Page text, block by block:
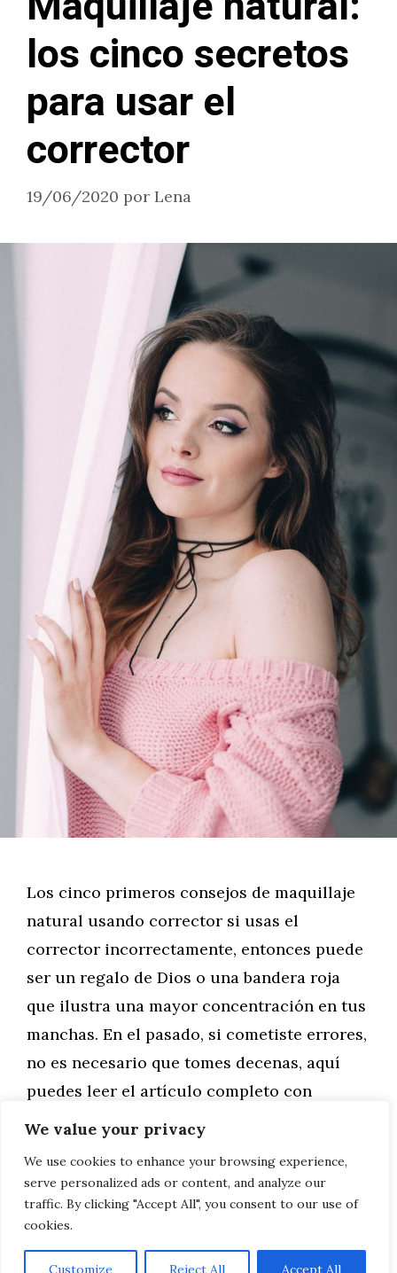
We value your privacy
We use cookies to enhance your browsing experience,
serve personalized ads or content, and analyze our
traffic. By clicking "Accept All", you consent to our use of
cookies.
Customize Reject All Accept All
los cinco secretos
para usar el
corrector
19/06/2020 por Lena
Los cinco primeros consejos de maquillaje
natural usando corrector si usas el
corrector incorrectamente, entonces puede
ser un regalo de Dios o una bandera roja
que ilustra una mayor concentración en tus
manchas. En el pasado, si cometiste errores,
no es necesario que tomes decenas, aquí
puedes leer el artículo completo con
cuidado de la …
Leer más